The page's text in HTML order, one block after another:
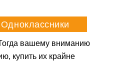
вашему вниманию
купить их крайне